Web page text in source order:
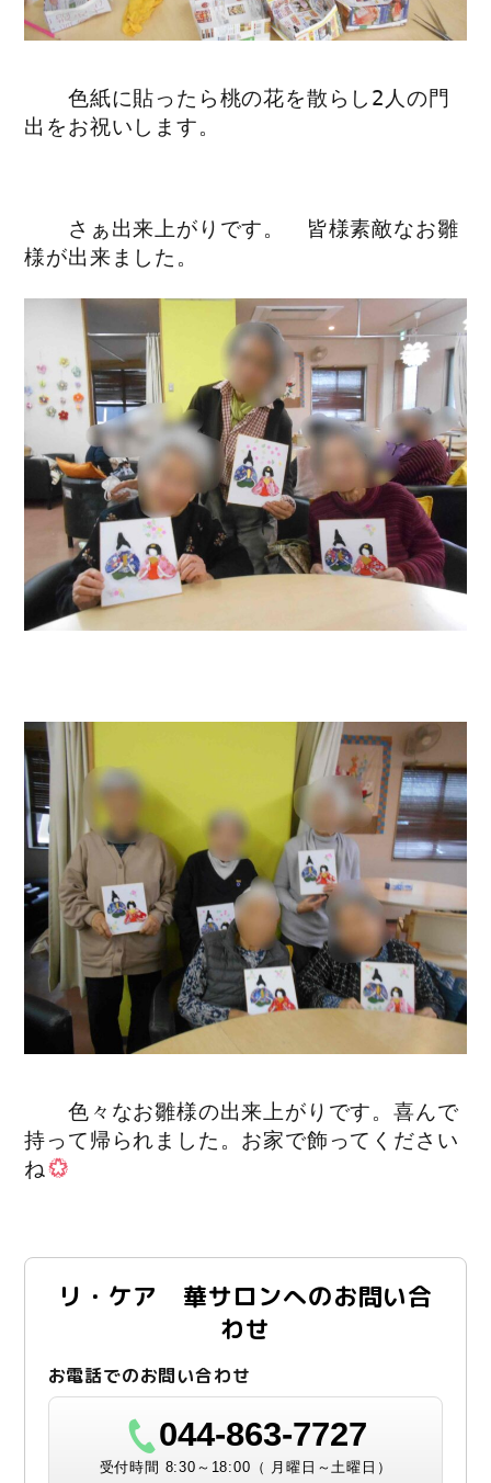
色紙に貼ったら桃の花を散らし2人の門
出をお祝いします。
さぁ出来上がりです。 皆様素敵なお雛
様が出来ました。
色々なお雛様の出来上がりです。喜んで
持って帰られました。お家で飾ってください
ね
リ・ケア 華サロンへのお問い合
わせ
お電話でのお問い合わせ
044-863-7727
受付時間 8:30～18:00（ 月曜日～土曜日）